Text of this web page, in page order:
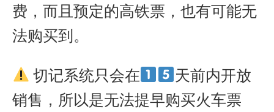
费，而且预定的高铁票，也有可能无
法购买到。
切记系统只会在
天前内开放
销售，所以是无法提早购买火车票